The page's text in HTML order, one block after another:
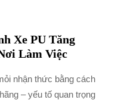
Xe PU Tăng
Làm Việc
nhận thức bằng cách
– yếu tố quan trọng